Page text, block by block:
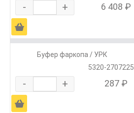
- + 6 408 ₽
Ä
Буфер фаркопа / УРК
5320-2707225
- + 287 ₽
Ä